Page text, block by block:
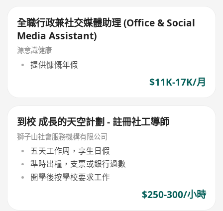
全職行政兼社交媒體助理 (Office & Social
Media Assistant)
源意識健康
提供慷慨年假
$11K-17K/月
到校 成長的天空計劃 - 註冊社工導師
獅子山社會服務機構有限公司
五天工作周，享生日假
準時出糧，支票或銀行過數
開學後按學校要求工作
$250-300/小時